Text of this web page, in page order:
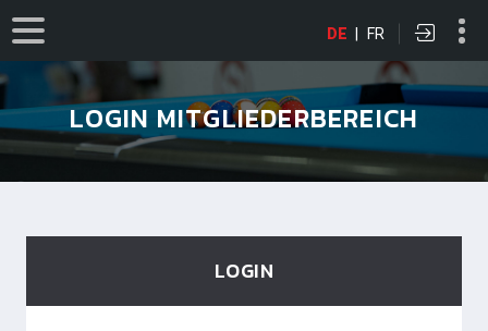
DE | FR
LOGIN MITGLIEDERBEREICH
LOGIN